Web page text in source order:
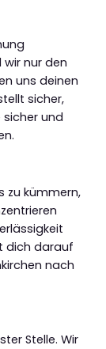
nur den
uns deinen
sicher,
und
zu kümmern,
dich darauf
nach
Stelle. Wir